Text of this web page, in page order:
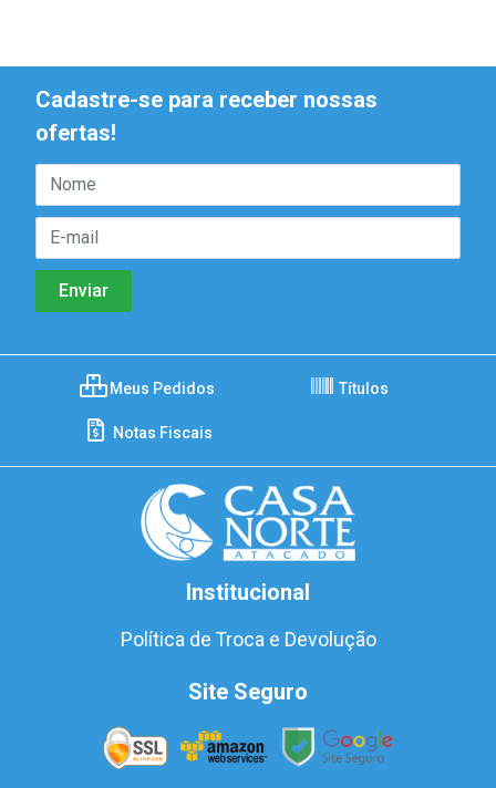
Cadastre-se para receber nossas
ofertas!
Meus Pedidos Títulos
Notas Fiscais
Institucional
Política de Troca e Devolução
Site Seguro